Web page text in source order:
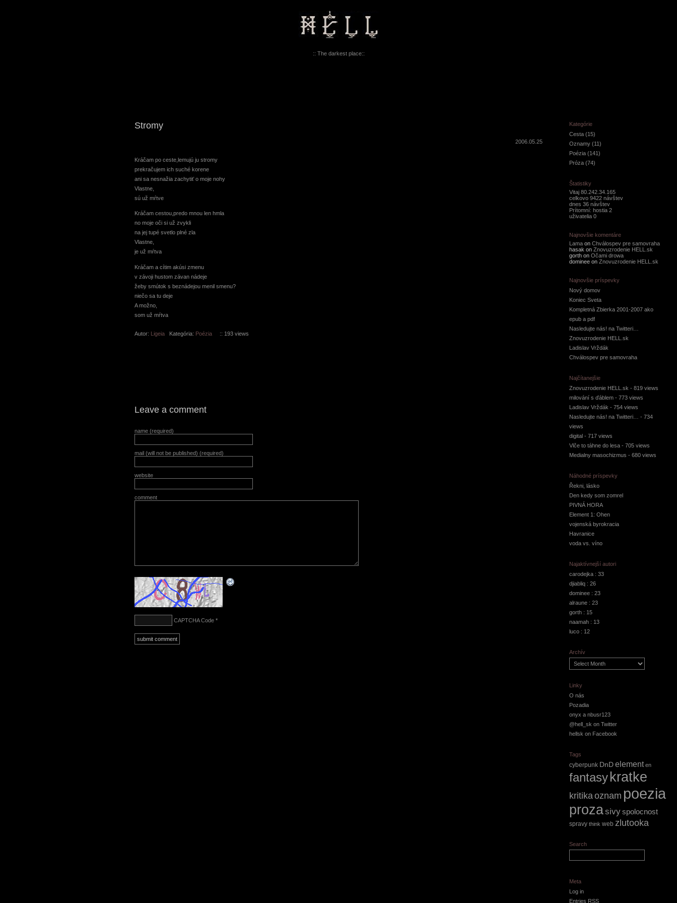
:: The darkest place::
Stromy
2006.05.25
Kráčam po ceste,lemujú ju stromy
prekračujem ich suché korene
ani sa nesnažia zachytiť o moje nohy
Vlastne,
sú už mŕtve
Kráčam cestou,predo mnou len hmla
no moje oči si už zvykli
na jej tupé svetlo plné zla
Vlastne,
je už mŕtva
Kráčam a cítim akúsi zmenu
v závoji hustom závan nádeje
žeby smútok s beznádejou menil smenu?
niečo sa tu deje
A možno,
som už mŕtva
Autor: Ligeia Kategória: Poézia :: 193 views
Leave a comment
name (required)
mail (will not be published) (required)
website
comment
CAPTCHA Code *
Kategórie
Cesta (15)
Oznamy (11)
Poézia (141)
Próza (74)
Štatistiky
Vitaj 80.242.34.165
celkovo 9422 návštev
dnes 36 návštev
Prítomní: hostia 2
uživatelia 0
Najnovšie komentáre
Lama on Chválospev pre samovraha
hasak on Znovuzrodenie HELL.sk
gorth on Očami drowa
dominee on Znovuzrodenie HELL.sk
Najnovšie príspevky
Nový domov
Koniec Sveta
Kompletná Zbierka 2001-2007 ako
epub a pdf
Nasledujte nás! na Twitteri…
Znovuzrodenie HELL.sk
Ladislav Vrždák
Chválospev pre samovraha
Najčítanejšie
Znovuzrodenie HELL.sk - 819 views
milování s ďáblem - 773 views
Ladislav Vrždák - 754 views
Nasledujte nás! na Twitteri…
- 734
views
digital - 717 views
Vlče to táhne do lesa - 705 views
Medialny masochizmus - 680 views
Náhodné príspevky
Řekni, lásko
Den kedy som zomrel
PIVNÁ HORA
Element 1: Ohen
vojenská byrokracia
Havranice
voda vs. víno
Najaktívnejší autori
carodejka : 33
djiabliq : 26
dominee : 23
alraune : 23
gorth : 15
naamah : 13
luco : 12
Archív
Linky
O nás
Pozadia
onyx a nbusr123
@hell_sk on Twitter
hellsk on Facebook
Tags
cyberpunk DnD element en
fantasykratke
kritikaoznam poezia
prozasivyspolocnost
spravy think web zlutooka
Search
Meta
Log in
Entries RSS